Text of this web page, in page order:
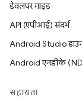
डेवलपर गाइड
API (एपीआई) संदर्भ
Android Studio
Android एनडीके
सहायता